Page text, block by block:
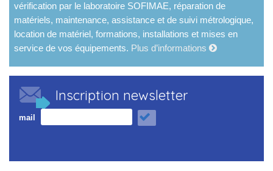
vérification par le laboratoire SOFIMAE, réparation de
matériels, maintenance, assistance et de suivi métrologique,
location de matériel, formations, installations et mises en
service de vos équipements. Plus d’informations
Inscription newsletter
mail